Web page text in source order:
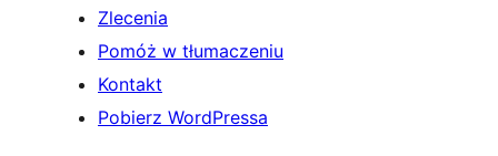
Zlecenia
Pomóż w tłumaczeniu
Kontakt
Pobierz WordPressa